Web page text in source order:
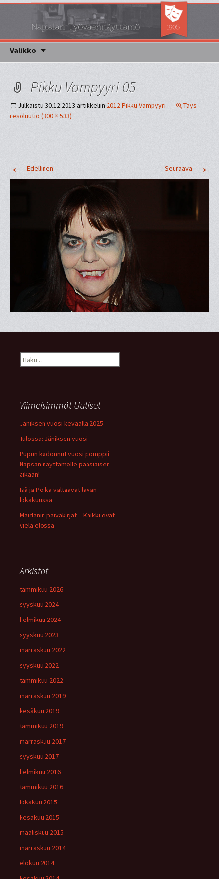
Napsa
Napialan työväennäyttämö
Valikko
Siirry sisältöön
Pikku Vampyyri 05
Julkaistu 30.12.2013 artikkeliin 2012 Pikku Vampyyri
Täysi
resoluutio (800 × 533)
← Edellinen Seuraava →
Haku:
Viimeisimmät Uutiset
Jäniksen vuosi keväällä 2025
Tulossa: Jäniksen vuosi
Pupun kadonnut vuosi pomppii
Napsan näyttämölle pääsiäisen
aikaan!
Isä ja Poika valtaavat lavan
lokakuussa
Maidanin päiväkirjat – Kaikki ovat
vielä elossa
Arkistot
tammikuu 2026
syyskuu 2024
helmikuu 2024
syyskuu 2023
marraskuu 2022
syyskuu 2022
tammikuu 2022
marraskuu 2019
kesäkuu 2019
tammikuu 2019
marraskuu 2017
syyskuu 2017
helmikuu 2016
tammikuu 2016
lokakuu 2015
kesäkuu 2015
maaliskuu 2015
marraskuu 2014
elokuu 2014